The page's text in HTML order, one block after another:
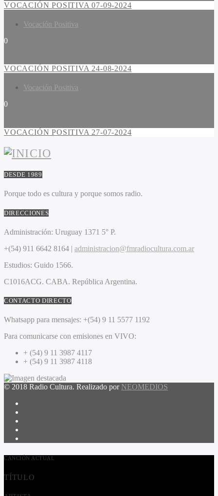
VOCACIÓN POSITIVA 07-09-2024
Vocación Positiva
0
VOCACIÓN POSITIVA 24-08-2024
Vocación Positiva
0
VOCACIÓN POSITIVA 27-07-2024
DESDE 1989
Porque todo es cultura y porque somos radio.
DIRECCIONES
Administración: Uruguay 1371 5° P.
+(54) 911 6642 8164 | administracion@fmradiocultura.com.ar
Estudios: Guido 1566.
C1016ACG. CABA. República Argentina.
CONTACTO DIRECTO
Whatsapp para mensajes: +(54) 9 11 5577 1192
Para comunicarse con emisiones en VIVO:
+ (54) 9 11 3987 4117
+ (54) 9 11 3987 4118
© 2018 Radio Cultura. Realizado por NEOMEDIOS
CANCIÓN ACTUAL
TÍTULO